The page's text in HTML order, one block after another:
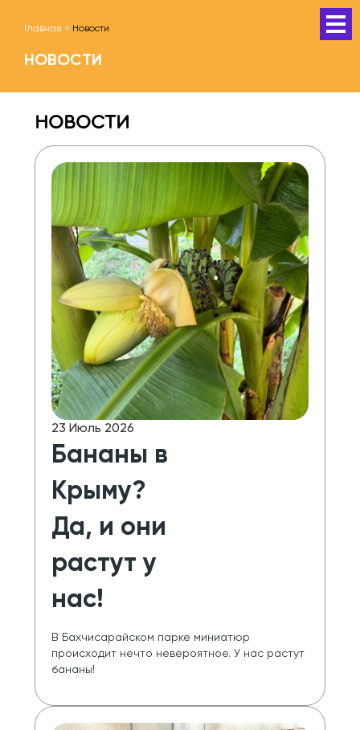
Главная > Новости
НОВОСТИ
НОВОСТИ
23 Июль 2026
Бананы в
Крыму?
Да, и они
растут у
нас!
В Бахчисарайском парке миниатюр
происходит нечто невероятное. У нас растут
бананы!